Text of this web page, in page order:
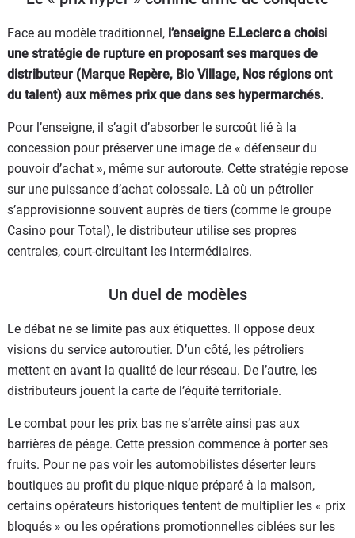
Face au modèle traditionnel, l’enseigne E.Leclerc a choisi
une stratégie de rupture en proposant ses marques de
distributeur (Marque Repère, Bio Village, Nos régions ont
du talent) aux mêmes prix que dans ses hypermarchés.
Pour l’enseigne, il s’agit d’absorber le surcoût lié à la
concession pour préserver une image de « défenseur du
pouvoir d’achat », même sur autoroute. Cette stratégie repose
sur une puissance d’achat colossale. Là où un pétrolier
s’approvisionne souvent auprès de tiers (comme le groupe
Casino pour Total), le distributeur utilise ses propres
centrales, court-circuitant les intermédiaires.
Un duel de modèles
Le débat ne se limite pas aux étiquettes. Il oppose deux
visions du service autoroutier. D’un côté, les pétroliers
mettent en avant la qualité de leur réseau. De l’autre, les
distributeurs jouent la carte de l’équité territoriale.
Le combat pour les prix bas ne s’arrête ainsi pas aux
barrières de péage. Cette pression commence à porter ses
fruits. Pour ne pas voir les automobilistes déserter leurs
boutiques au profit du pique-nique préparé à la maison,
certains opérateurs historiques tentent de multiplier les « prix
bloqués » ou les opérations promotionnelles ciblées sur les